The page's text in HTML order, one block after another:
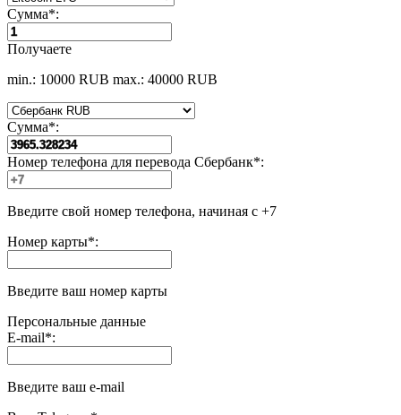
Сумма*:
Получаете
min.: 10000 RUB max.: 40000 RUB
Сумма*:
Номер телефона для перевода Сбербанк*:
Введите свой номер телефона, начиная с +7
Номер карты*:
Введите ваш номер карты
Персональные данные
E-mail*:
Введите ваш e-mail